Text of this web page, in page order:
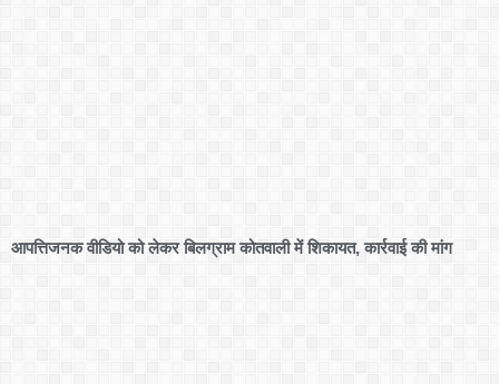
आपत्तिजनक वीडियो को लेकर बिलग्राम कोतवाली में शिकायत, कार्रवाई की मांग